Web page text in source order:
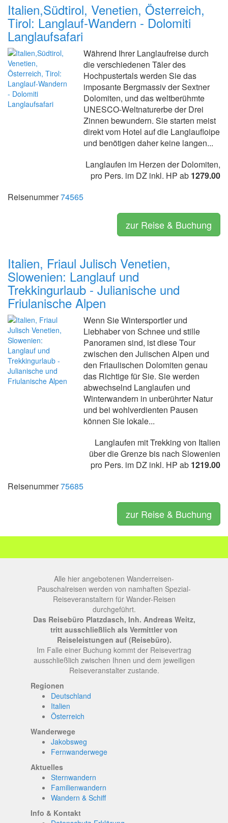
Italien,Südtirol, Venetien, Österreich,
Tirol: Langlauf-Wandern - Dolomiti
Langlaufsafari
Während Ihrer Langlaufreise durch
die verschiedenen Täler des
Hochpustertals werden Sie das
imposante Bergmassiv der Sextner
Dolomiten, und das weltberühmte
UNESCO-Weltnaturerbe der Drei
Zinnen bewundern. Sie starten meist
direkt vom Hotel auf die Langlaufloipe
und benötigen daher keine langen...
Langlaufen im Herzen der Dolomiten,
pro Pers. im DZ inkl. HP ab 1279.00
Reisenummer74565
zur Reise & Buchung
Italien, Friaul Julisch Venetien,
Slowenien: Langlauf und
Trekkingurlaub - Julianische und
Friulanische Alpen
Wenn Sie Wintersportler und
Liebhaber von Schnee und stille
Panoramen sind, ist diese Tour
zwischen den Julischen Alpen und
den Friaulischen Dolomiten genau
das Richtige für Sie. Sie werden
abwechselnd Langlaufen und
Winterwandern in unberührter Natur
und bei wohlverdienten Pausen
können Sie lokale...
Langlaufen mit Trekking von Italien
über die Grenze bis nach Slowenien
pro Pers. im DZ inkl. HP ab 1219.00
Reisenummer75685
zur Reise & Buchung
Alle hier angebotenen Wanderreisen-
Pauschalreisen werden von namhaften Spezial-
Reiseveranstaltern für Wander-Reisen
durchgeführt.
Das Reisebüro Platzdasch, Inh. Andreas Weitz,
tritt ausschließlich als Vermittler von
Reiseleistungen auf (Reisebüro).
Im Falle einer Buchung kommt der Reisevertrag
ausschließlich zwischen Ihnen und dem jeweiligen
Reiseveranstalter zustande.
Regionen
Deutschland
Italien
Österreich
Wanderwege
Jakobsweg
Fernwanderwege
Aktuelles
Sternwandern
Familienwandern
Wandern & Schiff
Info & Kontakt